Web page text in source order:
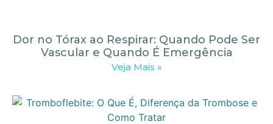
Dor no Tórax ao Respirar: Quando Pode Ser
Vascular e Quando É Emergência
Veja Mais »